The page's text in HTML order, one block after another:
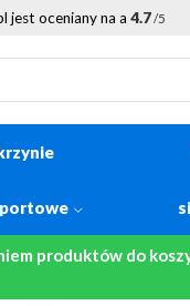
jest oceniany na a 4.7/5
produktów do